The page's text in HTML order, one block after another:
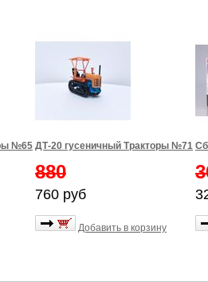
№65 ДТ-20 гусеничный Тракторы №71
880
760 руб
Добавить в корзину